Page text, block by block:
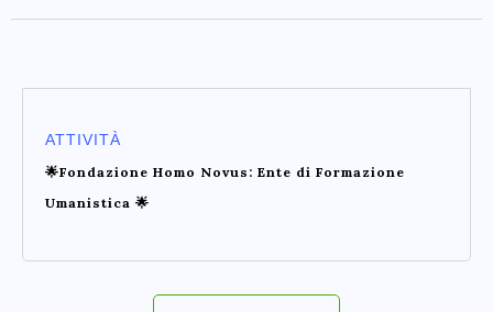
ATTIVITÀ
🌟Fondazione Homo Novus: Ente di Formazione
Umanistica 🌟